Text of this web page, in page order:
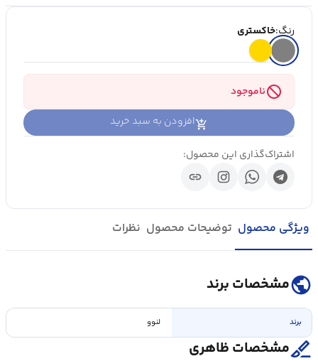
رنگ:خاکستری
blockناموجود
افزودن به سبد خرید
اشتراک‌گذاری این محصول:
link
ویژگی محصول توضیحات محصول نظرات
publicمشخصات برند
برند لنوو
surgicalمشخصات ظاهری